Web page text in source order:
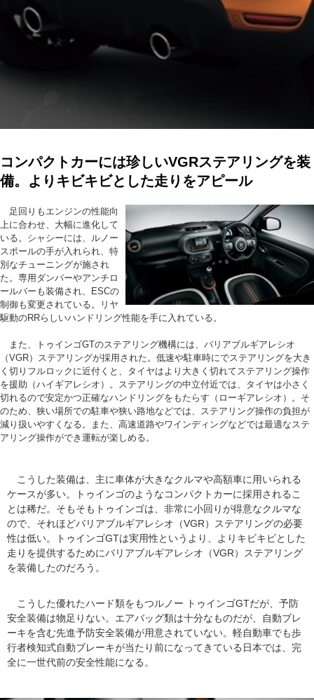
コンパクトカーには珍しいVGRステアリングを装
備。よりキビキビとした走りをアピール
足回りもエンジンの性能向
上に合わせ、大幅に進化して
いる。シャシーには、ルノー
スポールの手が入れられ、特
別なチューニングが施され
た。専用ダンパーやアンチロ
ールバーも装備され、ESCの
制御も変更されている。リヤ
駆動のRRらしいハンドリング性能を手に入れている。
また、トゥインゴGTのステアリング機構には、バリアブルギアレシオ
（VGR）ステアリングが採用された。低速や駐車時にでステアリングを大き
く切りフルロックに近付くと、タイヤはより大きく切れてステアリング操作
を援助（ハイギアレシオ）。ステアリングの中立付近では、タイヤは小さく
切れるので安定かつ正確なハンドリングをもたらす（ローギアレシオ）。そ
のため、狭い場所での駐車や狭い路地などでは、ステアリング操作の負担が
減り扱いやすくなる。また、高速道路やワインディングなどでは最適なステ
アリング操作ができ運転が楽しめる。
こうした装備は、主に車体が大きなクルマや高額車に用いられる
ケースが多い。トゥインゴのようなコンパクトカーに採用されるこ
とは稀だ。そもそもトゥインゴは、非常に小回りが得意なクルマな
ので、それほどバリアブルギアレシオ（VGR）ステアリングの必要
性は低い。トゥインゴGTは実用性というより、よりキビキビとした
走りを提供するためにバリアブルギアレシオ（VGR）ステアリング
を装備したのだろう。
こうした優れたハード類をもつルノー トゥインゴGTだが、予防
安全装備は物足りない。エアバッグ類は十分なものだが、自動ブレ
ーキを含む先進予防安全装備が用意されていない。軽自動車でも歩
行者検知式自動ブレーキが当たり前になってきている日本では、完
全に一世代前の安全性能になる。